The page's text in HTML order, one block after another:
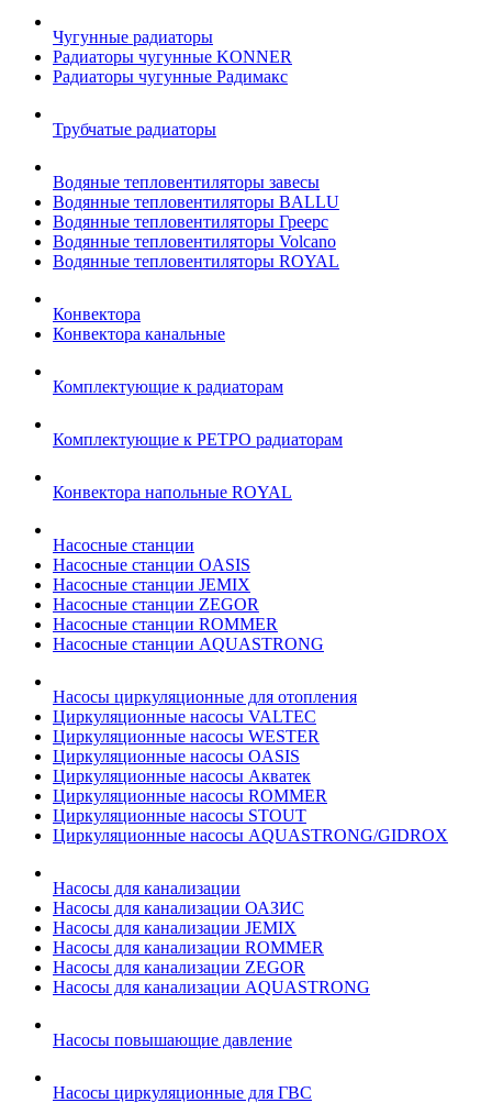
Чугунные радиаторы
Радиаторы чугунные KONNER
Радиаторы чугунные Радимакс
Трубчатые радиаторы
Водяные тепловентиляторы завесы
Водянные тепловентиляторы BALLU
Водянные тепловентиляторы Греерс
Водянные тепловентиляторы Volcano
Водянные тепловентиляторы ROYAL
Конвектора
Конвектора канальные
Комплектующие к радиаторам
Комплектующие к РЕТРО радиаторам
Конвектора напольные ROYAL
Насосные станции
Насосные станции OASIS
Насосные станции JEMIX
Насосные станции ZEGOR
Насосные станции ROMMER
Насосные станции AQUASTRONG
Насосы циркуляционные для отопления
Циркуляционные насосы VALTEC
Циркуляционные насосы WESTER
Циркуляционные насосы OASIS
Циркуляционные насосы Акватек
Циркуляционные насосы ROMMER
Циркуляционные насосы STOUT
Циркуляционные насосы AQUASTRONG/GIDROX
Насосы для канализации
Насосы для канализации ОАЗИС
Насосы для канализации JEMIX
Насосы для канализации ROMMER
Насосы для канализации ZEGOR
Насосы для канализации AQUASTRONG
Насосы повышающие давление
Насосы циркуляционные для ГВС